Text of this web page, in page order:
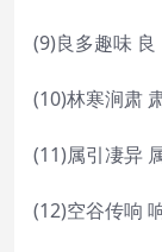
(9)良多趣味 良
(10)林寒涧肃
(11)属引凄异
(12)空谷传响